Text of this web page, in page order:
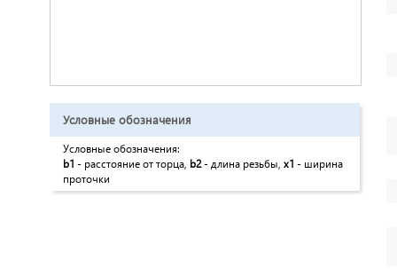
Условные обозначения
Условные обозначения:
b1 - расстояние от торца, b2- длина резьбы, x1 - ширина
проточки